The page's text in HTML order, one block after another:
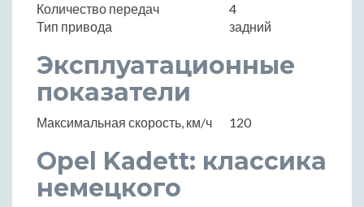
Количество передач
4
Тип привода
задний
Эксплуатационные
показатели
Максимальная скорость, км/ч 120
Opel Kadett: классика
немецкого